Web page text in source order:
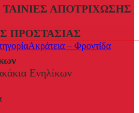
ΑΠΟΤΡΊΧΩΣΗΣ
ΠΡΟΣΤΑΣΊΑΣ
Ακράτεια – Φροντίδα
Ενηλίκων